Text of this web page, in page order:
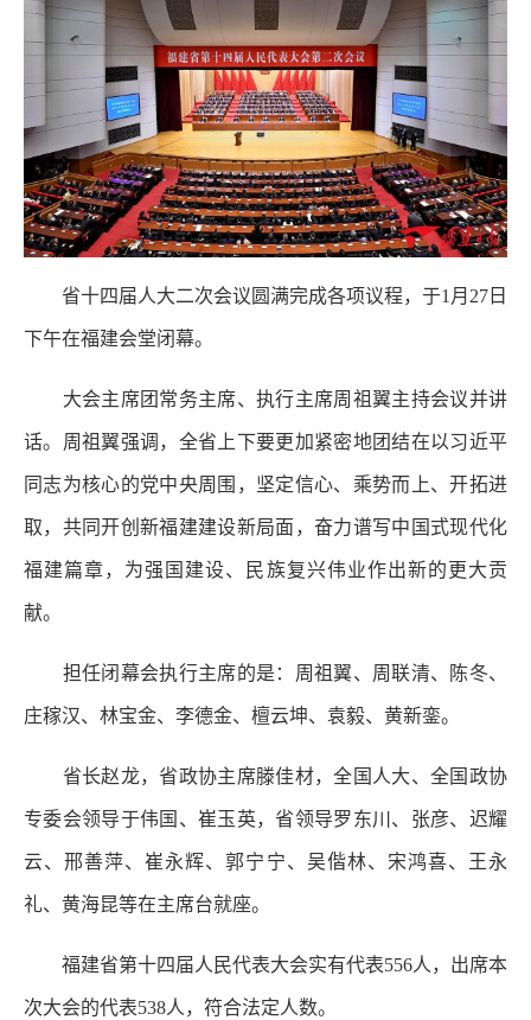
省十四届人大二次会议圆满完成各项议程，于1月27日
下午在福建会堂闭幕。
大会主席团常务主席、执行主席周祖翼主持会议并讲
话。周祖翼强调，全省上下要更加紧密地团结在以习近平
同志为核心的党中央周围，坚定信心、乘势而上、开拓进
取，共同开创新福建建设新局面，奋力谱写中国式现代化
福建篇章，为强国建设、民族复兴伟业作出新的更大贡
献。
担任闭幕会执行主席的是：周祖翼、周联清、陈冬、
庄稼汉、林宝金、李德金、檀云坤、袁毅、黄新銮。
省长赵龙，省政协主席滕佳材，全国人大、全国政协
专委会领导于伟国、崔玉英，省领导罗东川、张彦、迟耀
云、邢善萍、崔永辉、郭宁宁、吴偕林、宋鸿喜、王永
礼、黄海昆等在主席台就座。
福建省第十四届人民代表大会实有代表556人，出席本
次大会的代表538人，符合法定人数。